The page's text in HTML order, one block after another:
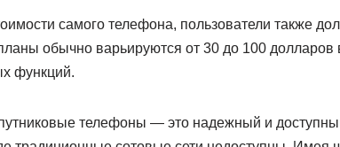
самого телефона, пользователи также
обычно варьируются от 30 до 100 долларов
функций.
телефоны — это надежный и